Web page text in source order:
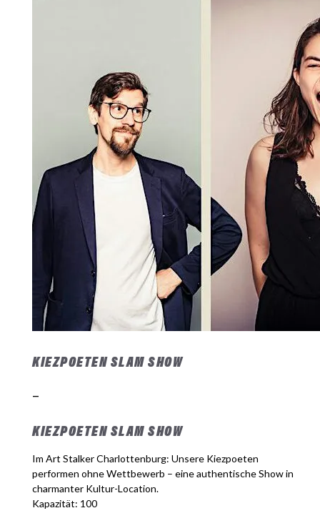
KIEZPOETEN SLAM SHOW
–
KIEZPOETEN SLAM SHOW
Im Art Stalker Charlottenburg: Unsere Kiezpoeten
performen ohne Wettbewerb – eine authentische Show in
charmanter Kultur-Location.
Kapazität: 100